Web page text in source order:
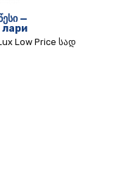
—
лари
Low Price სად